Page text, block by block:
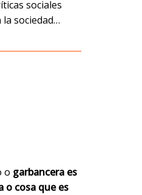
sociales
sociedad…
o garbancera es
o cosa que es